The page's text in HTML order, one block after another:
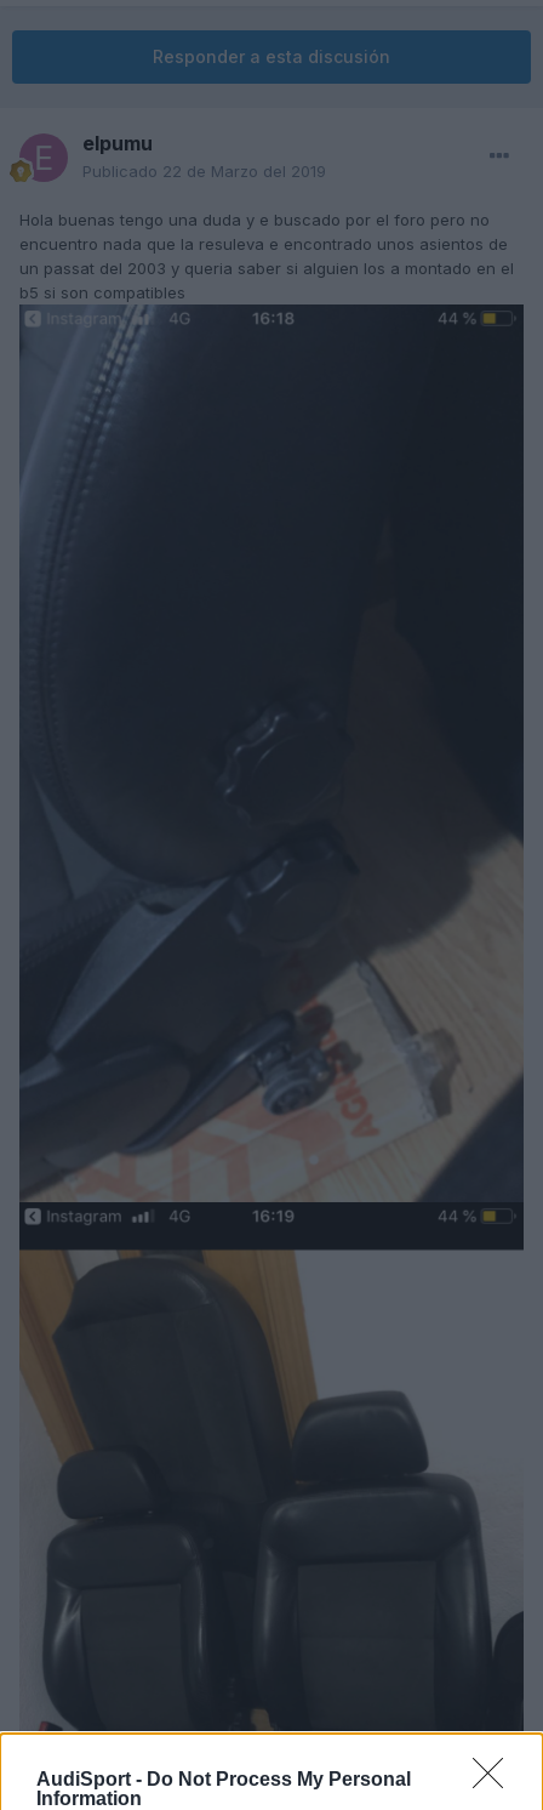
AudiSport - Do Not Process My Personal
Information
Responder a esta discusión
elpumu
Publicado 22 de Marzo del 2019
Hola buenas tengo una duda y e buscado por el foro pero no
encuentro nada que la resuleva e encontrado unos asientos de
un passat del 2003 y queria saber si alguien los a montado en el
b5 si son compatibles